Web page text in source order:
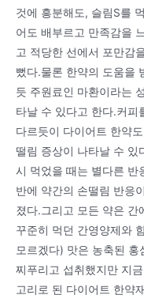
것에 흥분해도, 슬림S를
어도 배부르고 만족감을
고 적당한 선에서 포만감
뻤다.물론 한약의 도움을
듯 주원료인 마환이라는
타날 수 있다고 한다.커피
다르듯이 다이어트 한약
떨림 증상이 나타날 수 있
시 먹었을 때는 별다른 반
반에 약간의 손떨림 반응
졌다.그리고 모든 약은 간
꾸준히 먹던 간영양제와
모르겠다) 맛은 농축된
찌푸리고 섭취했지만 지
고리로 된 다이어트 한약